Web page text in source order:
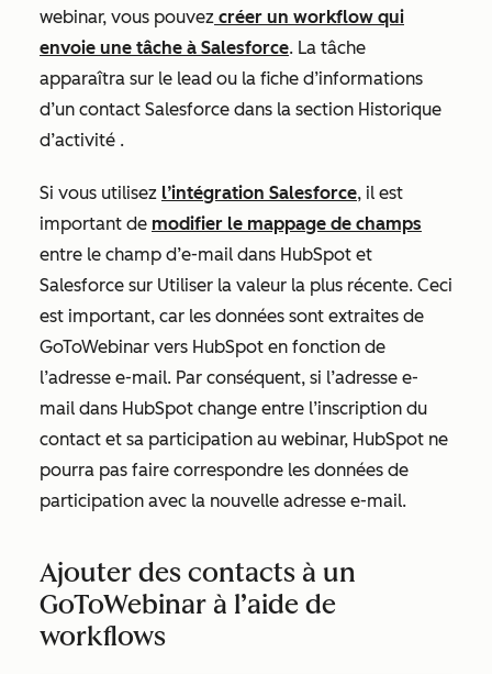
webinar, vous pouvez créer un workflow qui
envoie une tâche à Salesforce. La tâche
apparaîtra sur le lead ou la fiche d’informations
d’un contact Salesforce dans la section Historique
d’activité .
Si vous utilisez l’intégration Salesforce, il est
important de modifier le mappage de champs
entre le champ d’e-mail dans HubSpot et
Salesforce sur Utiliser la valeur la plus récente. Ceci
est important, car les données sont extraites de
GoToWebinar vers HubSpot en fonction de
l’adresse e-mail. Par conséquent, si l’adresse e-
mail dans HubSpot change entre l’inscription du
contact et sa participation au webinar, HubSpot ne
pourra pas faire correspondre les données de
participation avec la nouvelle adresse e-mail.
Ajouter des contacts à un
GoToWebinar à l’aide de
workflows